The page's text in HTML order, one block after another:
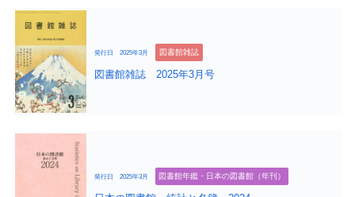
発行日 2025年3月 図書館雑誌
図書館雑誌 2025年3月号
発行日 2025年3月 図書館年鑑・日本の図書館（年刊）